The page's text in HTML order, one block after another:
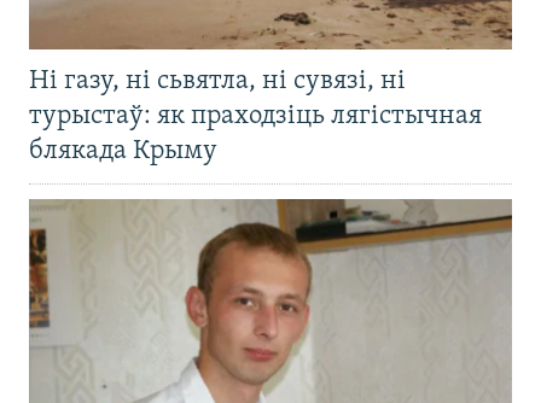
Ні газу, ні сьвятла, ні сувязі, ні
турыстаў: як праходзіць лягістычная
блякада Крыму